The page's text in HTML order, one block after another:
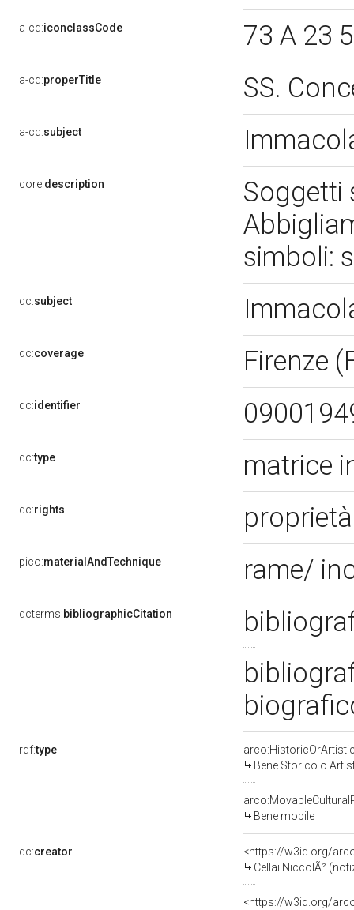
a-cd:iconclassCode 73 A 23
a-cd:properTitle SS.
a-cd:subject
core:description
Soggetti
simboli:
dc:subject
dc:coverage Firenze
dc:identifier
dc:type matrice
dc:rights
pico:materialAndTechnique rame/
dcterms:bibliographicCitation
rdf:type
Bene Storico o
Bene mobile
dc:creator
<https://w3id.org/
Cellai NiccolÃ²
<https://w3id.org/